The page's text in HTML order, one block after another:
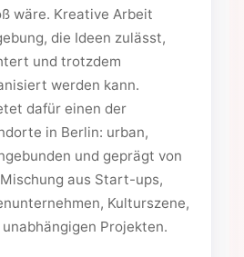
wäre. Kreative Arbeit
die Ideen zulässt,
und trotzdem
werden kann.
dafür einen der
in Berlin: urban,
und geprägt von
aus Start-ups,
Kulturszene,
Projekten.